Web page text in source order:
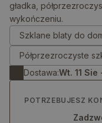
0.00zł
gładka,
wykończeniu.
Szklane blaty do
Półprzezroczyste
Dostawa:Wt. 11 Sie
POTRZEBUJESZ